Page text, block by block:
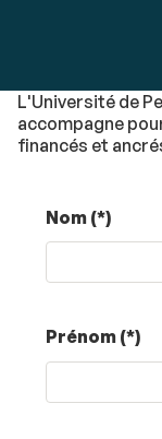
L'Université de
accompagne
financés et
Nom (*)
Prénom (*)